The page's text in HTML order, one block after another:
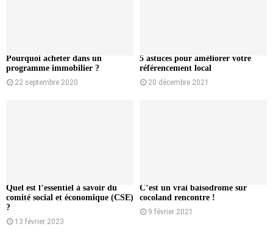
Pourquoi acheter dans un
programme immobilier ?
22 septembre 2020
5 astuces pour améliorer votre
référencement local
20 décembre 2021
Quel est l’essentiel à savoir du
comité social et économique (CSE)
?
13 février 2023
C’est un vrai baisodrome sur
cocoland rencontre !
9 février 2021